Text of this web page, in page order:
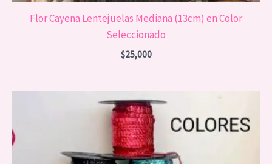
Flor Cayena Lentejuelas Mediana (13cm) en Color
Seleccionado
$25,000